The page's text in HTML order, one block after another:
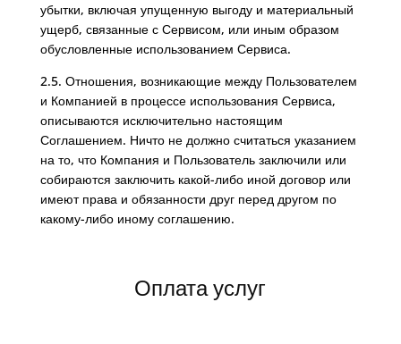
убытки, включая упущенную выгоду и материальный
ущерб, связанные с Сервисом, или иным образом
обусловленные использованием Сервиса.
2.5. Отношения, возникающие между Пользователем
и Компанией в процессе использования Сервиса,
описываются исключительно настоящим
Соглашением. Ничто не должно считаться указанием
на то, что Компания и Пользователь заключили или
собираются заключить какой-либо иной договор или
имеют права и обязанности друг перед другом по
какому-либо иному соглашению.
Оплата услуг